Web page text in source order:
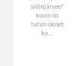
siilinjärvee?
kovin on
tutun oloset
ko...